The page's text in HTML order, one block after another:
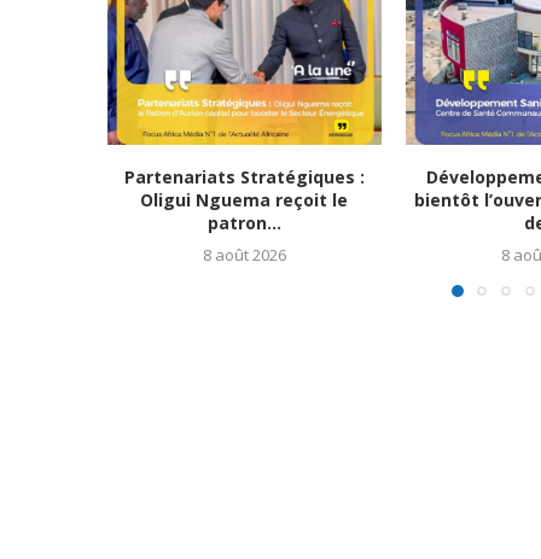
Partenariats Stratégiques :
Oligui Nguema reçoit le
patron...
8 août 2026
bientôt
8